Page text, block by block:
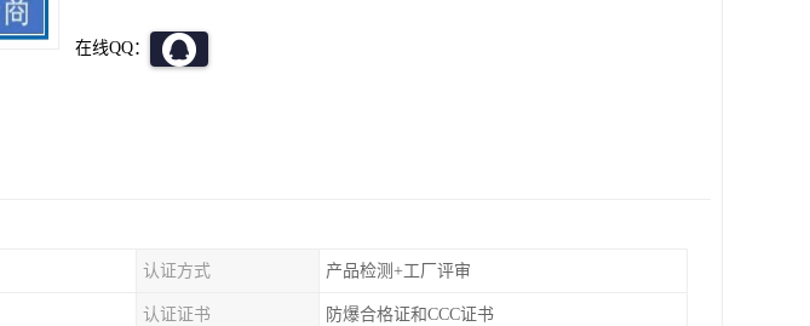
在线QQ：
认证方式 产品检测+工厂评审
认证证书 防爆合格证和CCC证书